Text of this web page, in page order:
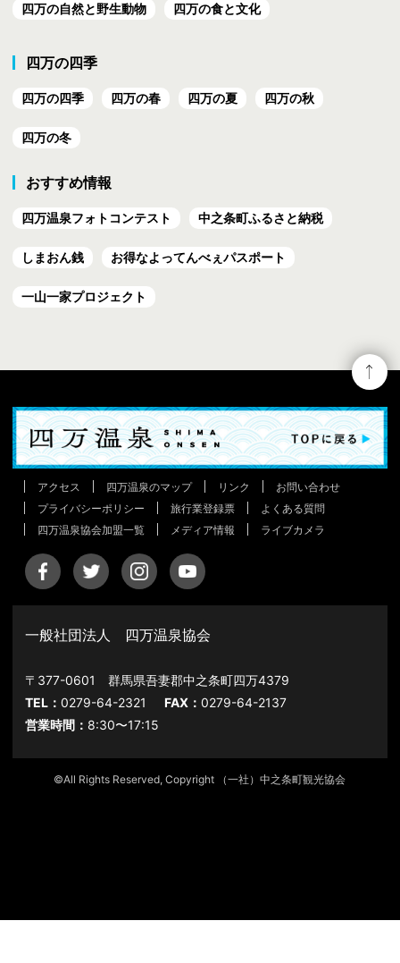
四万の自然と野生動物 四万の食と文化
四万の四季
四万の四季 四万の春 四万の夏 四万の秋
四万の冬
おすすめ情報
四万温泉フォトコンテスト 中之条町ふるさと納税
しまおん銭 お得なよってんべぇパスポート
一山一家プロジェクト
アクセス 四万温泉のマップ リンク
お問い合わせ
プライバシーポリシー
旅行業登録票
よくある質問
四万温泉協会加盟一覧
メディア情報 ライブカメラ
一般社団法人 四万温泉協会
〒377-0601 群馬県吾妻郡中之条町四万4379
TEL：0279-64-2321 FAX：0279-64-2137
営業時間： 8:30〜17:15
©All Rights Reserved, Copyright （一社）中之条町観光協会